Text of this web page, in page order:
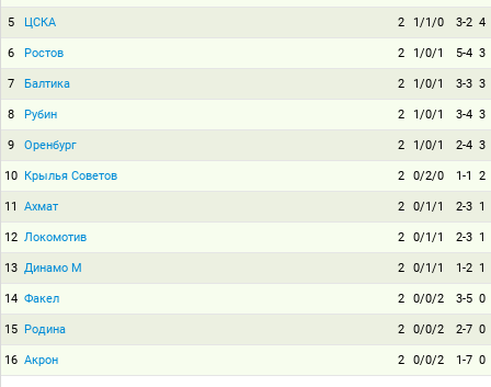
5 ЦСКА 2 1/1/0 3-2 4
6 Ростов 2 1/0/1 5-4 3
7 Балтика 2 1/0/1 3-3 3
8 Рубин 2 1/0/1 3-4 3
9 Оренбург 2 1/0/1 2-4 3
10 Крылья Советов 2 0/2/0 1-1 2
11 Ахмат 2 0/1/1 2-3 1
12 Локомотив 2 0/1/1 2-3 1
13 Динамо М 2 0/1/1 1-2 1
14 Факел 2 0/0/2 3-5 0
15 Родина 2 0/0/2 2-7 0
16 Акрон 2 0/0/2 1-7 0